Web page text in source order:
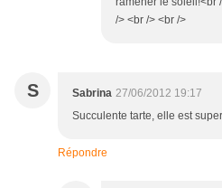
/> <br /> <br />
S Sabrina 27/06/2012 19:17
Succulente tarte, elle est
Répondre